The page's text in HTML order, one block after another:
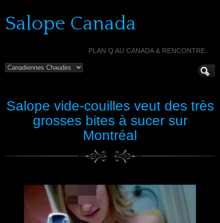
Salope Canada
PLAN Q AU CANADA & RENCONTRE
Salope vide-couilles veut des très
grosses bites à sucer sur
Montréal